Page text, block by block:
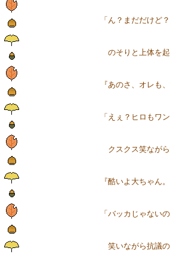
「ん？まだだけど？
のそりと上体を起
『あのさ、オレも
「えぇ？ヒロもワ
クスクス笑ながら
『酷いよ大ちゃん
「バッカじゃない
笑いながら抗議の